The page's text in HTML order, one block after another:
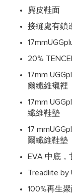
麂皮鞋面
接縫處有鎖
20%
17mm
爾纖維襯裡
17mm
纖維鞋墊
17
爾纖維鞋墊
EVA 中底，
Treadlite by
100%再生